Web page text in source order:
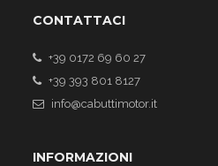
CONTATTACI
+39 0172 69 60 27
+39 393 801 8127
info@cabuttimotor.it
INFORMAZIONI